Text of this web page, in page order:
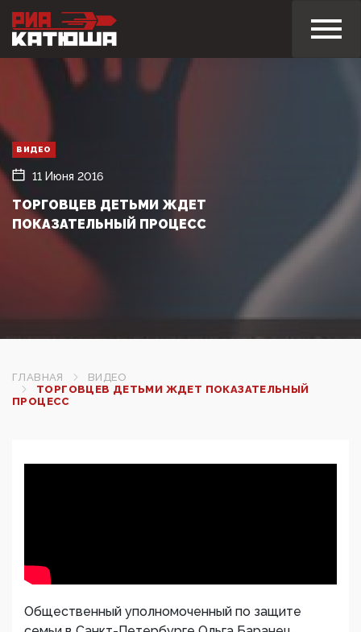
ВИДЕО
11 Июня 2016
ТОРГОВЦЕВ ДЕТЬМИ ЖДЕТ
ПОКАЗАТЕЛЬНЫЙ ПРОЦЕСС
ГЛАВНАЯ
ВИДЕО
ТОРГОВЦЕВ ДЕТЬМИ ЖДЕТ ПОКАЗАТЕЛЬНЫЙ
ПРОЦЕСС
Общественный уполномоченный по защите